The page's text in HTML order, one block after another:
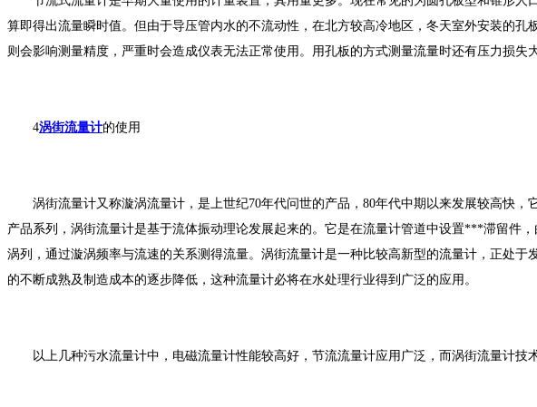
算即得出流量瞬时值。但由于导压管内水的不流动性，在北方较高冷地区，冬天室外安装的
则会影响测量精度，严重时会造成仪表无法正常使用。用孔板的方式测量流量时还有压力损失
4涡街流量计的使用
涡街流量计又称漩涡流量计，是上世纪70年代问世的产品，80年代中期以来发展较高快，
产品系列，涡街流量计是基于流体振动理论发展起来的。它是在流量计管道中设置***滞留件
涡列，通过漩涡频率与流速的关系测得流量。涡街流量计是一种比较高新型的流量计，正处
的不断成熟及制造成本的逐步降低，这种流量计必将在水处理行业得到广泛的应用。
以上几种污水流量计中，电磁流量计性能较高好，节流流量计应用广泛，而涡街流量计技